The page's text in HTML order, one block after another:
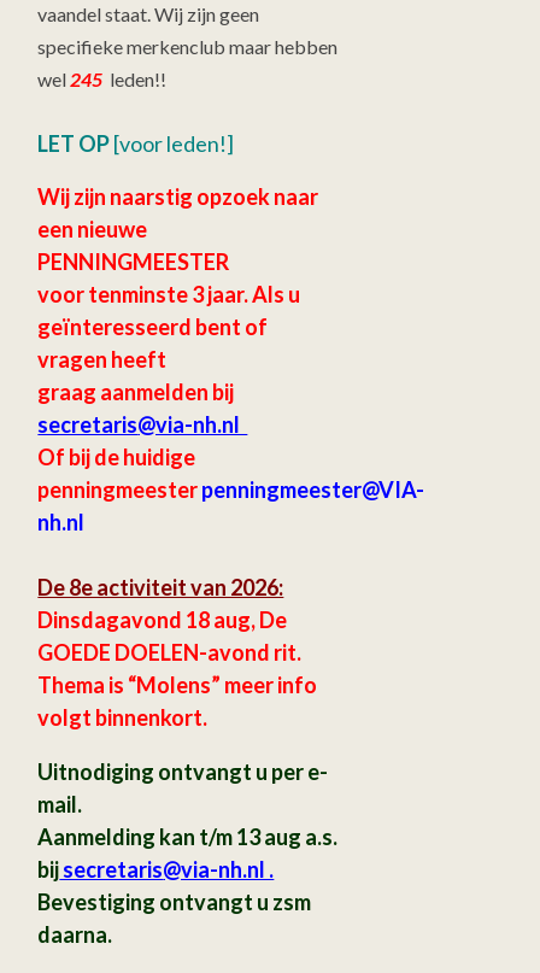
vaandel staat. Wij zijn geen
specifieke merkenclub maar hebben
wel245 leden!!
LET OP[voor leden!]
Wij zijn naarstig opzoek naar
een nieuwe
PENNINGMEESTER
voor tenminste 3 jaar.Als u
geïnteresseerd bent of
vragen heeft
graag aanmelden bij
secretaris@via-nh.nl
Of bij de huidige
penningmeesterpenningmeester@VIA-
nh.nl
De 8e activiteit van 2026:
Dinsdagavond 18 aug, De
GOEDE DOELEN-avond rit.
Thema is “Molens” meer info
volgt binnenkort.
Uitnodiging ontvangt u per e-
mail.
Aanmelding kan t/m 13 aug a.s.
bijsecretaris@via-nh.nl .
Bevestiging ontvangt u zsm
daarna.